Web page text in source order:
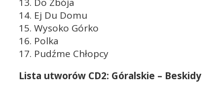
13. Do Zbója
14. Ej Du Domu
15. Wysoko Górko
16. Polka
17. Pudźme Chłopcy
Lista utworów CD2: Góralskie – Beskidy